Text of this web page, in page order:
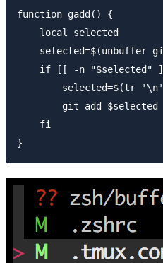
function gadd() {
    local selected
selected=$(unbuffer
if [[ -n "$selected"
selected=$(tr
        git add $selected
    fi